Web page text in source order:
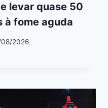
levar quase 50
à fome aguda
2026